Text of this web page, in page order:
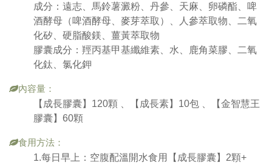
成分：遠志、馬鈴薯澱粉、丹參、天麻、卵磷酯、啤
酒酵母（啤酒酵母、麥芽萃取）、人參萃取物、二氧
化矽、硬脂酸鎂、薑黃萃取物
膠囊成分：羥丙基甲基纖維素、水、鹿角菜膠、二氧
化鈦、氯化鉀
內容量：
【成長膠囊】120顆 、【成長素】10包 、【金智慧王
膠囊】60顆
食用方法：
1.每日早上：空腹配溫開水食用【成長膠囊】2顆+